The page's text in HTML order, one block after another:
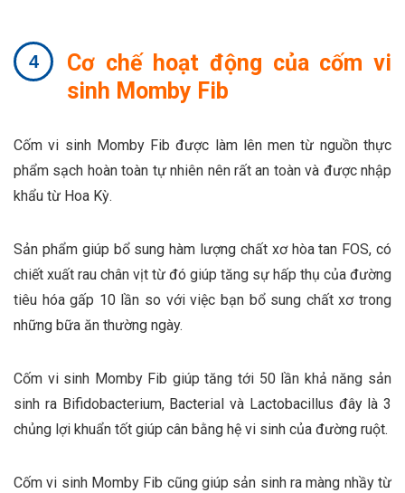
Cơ chế hoạt động của cốm vi
sinh Momby Fib
Cốm vi sinh Momby Fib được làm lên men từ nguồn thực
phẩm sạch hoàn toàn tự nhiên nên rất an toàn và được nhập
khẩu từ Hoa Kỳ.
Sản phẩm giúp bổ sung hàm lượng chất xơ hòa tan FOS, có
chiết xuất rau chân vịt từ đó giúp tăng sự hấp thụ của đường
tiêu hóa gấp 10 lần so với việc bạn bổ sung chất xơ trong
những bữa ăn thường ngày.
Cốm vi sinh Momby Fib giúp tăng tới 50 lần khả năng sản
sinh ra Bifidobacterium, Bacterial và Lactobacillus đây là 3
chủng lợi khuẩn tốt giúp cân bằng hệ vi sinh của đường ruột.
Cốm vi sinh Momby Fib cũng giúp sản sinh ra màng nhầy từ